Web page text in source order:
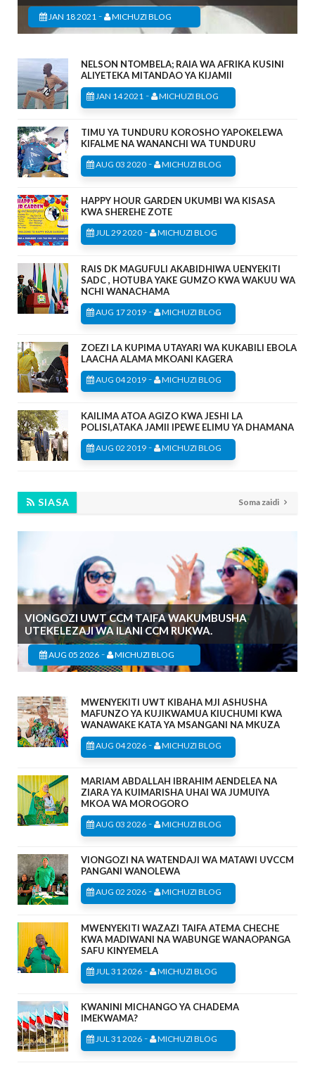
JAN 18 2021 - MICHUZI BLOG
NELSON NTOMBELA; RAIA WA AFRIKA KUSINI
ALIYETEKA MITANDAO YA KIJAMII
JAN 14 2021 - MICHUZI BLOG
TIMU YA TUNDURU KOROSHO YAPOKELEWA
KIFALME NA WANANCHI WA TUNDURU
AUG 03 2020 - MICHUZI BLOG
HAPPY HOUR GARDEN UKUMBI WA KISASA
KWA SHEREHE ZOTE
JUL 29 2020 - MICHUZI BLOG
RAIS DK MAGUFULI AKABIDHIWA UENYEKITI
SADC , HOTUBA YAKE GUMZO KWA WAKUU WA
NCHI WANACHAMA
AUG 17 2019 - MICHUZI BLOG
ZOEZI LA KUPIMA UTAYARI WA KUKABILI EBOLA
LAACHA ALAMA MKOANI KAGERA
AUG 04 2019 - MICHUZI BLOG
KAILIMA ATOA AGIZO KWA JESHI LA
POLISI,ATAKA JAMII IPEWE ELIMU YA DHAMANA
AUG 02 2019 - MICHUZI BLOG
SIASA Soma zaidi
VIONGOZI UWT CCM TAIFA WAKUMBUSHA
UTEKELEZAJI WA ILANI CCM RUKWA.
AUG 05 2026 - MICHUZI BLOG
MWENYEKITI UWT KIBAHA MJI ASHUSHA
MAFUNZO YA KUJIKWAMUA KIUCHUMI KWA
WANAWAKE KATA YA MSANGANI NA MKUZA
AUG 04 2026 - MICHUZI BLOG
MARIAM ABDALLAH IBRAHIM AENDELEA NA
ZIARA YA KUIMARISHA UHAI WA JUMUIYA
MKOA WA MOROGORO
AUG 03 2026 - MICHUZI BLOG
VIONGOZI NA WATENDAJI WA MATAWI UVCCM
PANGANI WANOLEWA
AUG 02 2026 - MICHUZI BLOG
MWENYEKITI WAZAZI TAIFA ATEMA CHECHE
KWA MADIWANI NA WABUNGE WANAOPANGA
SAFU KINYEMELA
JUL 31 2026 - MICHUZI BLOG
KWANINI MICHANGO YA CHADEMA
IMEKWAMA?
JUL 31 2026 - MICHUZI BLOG